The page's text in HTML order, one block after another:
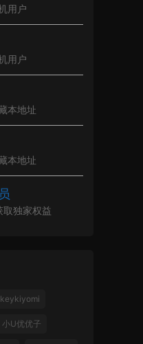
用户
用户
本地址
本地址
取独家权益
小U优优子